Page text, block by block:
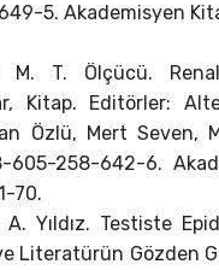
5. Akademisyen
M. T. Ölçücü.
Kitap. Editörler:
Özlü, Mert Seven,
605-258-642-6.
70.
A. Yıldız. Testiste
Literatürün Gözden